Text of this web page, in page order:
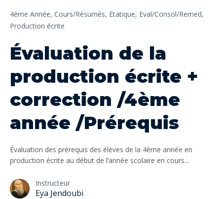
4ème Année, Cours/Résumés, Etatique, Eval/Consol/Remed,
Production écrite
Évaluation de la
production écrite +
correction /4ème
année /Prérequis
Évaluation des prérequis des élèves de la 4ème année en
production écrite au début de l’année scolaire en cours...
Instructeur
Eya Jendoubi